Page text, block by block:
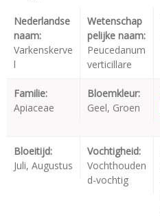
Nederlandse
naam:
Varkenskerve
l
Wetenschap
pelijke naam:
Peucedanum
verticillare
Familie:
Apiaceae
Bloemkleur:
Geel, Groen
Bloeitijd:
Juli, Augustus
Vochtigheid:
Vochthouden
d-vochtig